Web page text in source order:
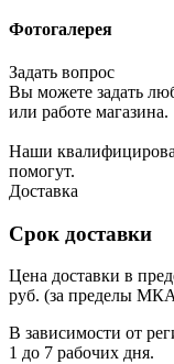
Фотогалерея
Задать вопрос
Вы можете задать
или работе магазина.
Наши
помогут.
Доставка
Срок доставки
Цена доставки в
руб. (за пределы
В зависимости от
1 до 7 рабочих дня.